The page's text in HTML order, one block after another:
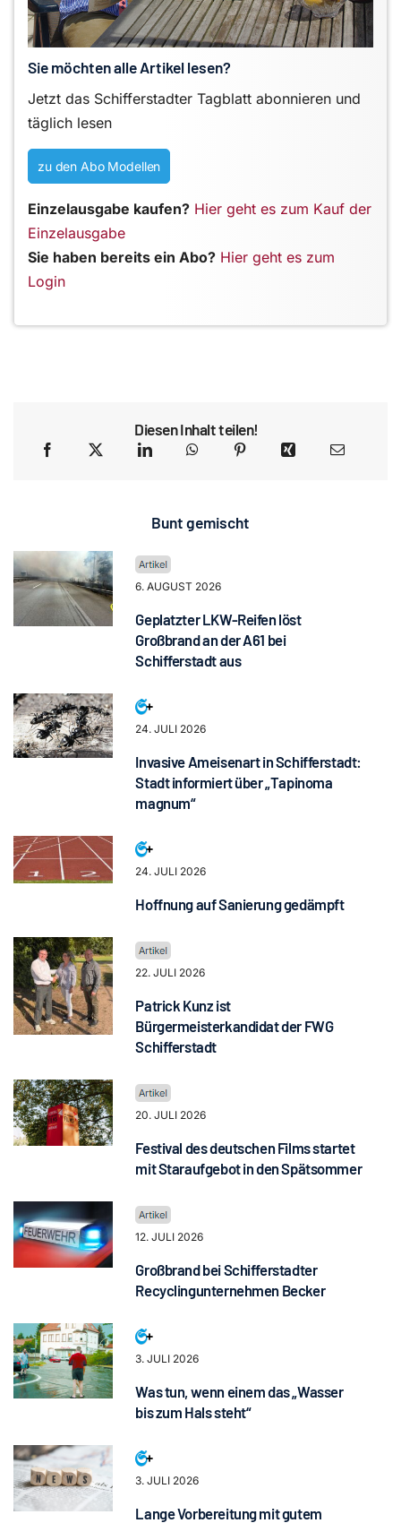
Sie möchten alle Artikel lesen?
Jetzt das Schifferstadter Tagblatt abonnieren und
täglich lesen
zu den Abo Modellen
Einzelausgabe kaufen? Hier geht es zum Kauf der
Einzelausgabe
Sie haben bereits ein Abo? Hier geht es zum
Login
Diesen Inhalt teilen!
Bunt gemischt
6. AUGUST 2026
Geplatzter LKW-Reifen löst
Großbrand an der A61 bei
Schifferstadt aus
24. JULI 2026
Invasive Ameisenart in Schifferstadt:
Stadt informiert über „Tapinoma
magnum“
24. JULI 2026
Hoffnung auf Sanierung gedämpft
22. JULI 2026
Patrick Kunz ist
Bürgermeisterkandidat der FWG
Schifferstadt
20. JULI 2026
Festival des deutschen Films startet
mit Staraufgebot in den Spätsommer
12. JULI 2026
Großbrand bei Schifferstadter
Recyclingunternehmen Becker
3. JULI 2026
Was tun, wenn einem das „Wasser
bis zum Hals steht“
3. JULI 2026
Lange Vorbereitung mit gutem